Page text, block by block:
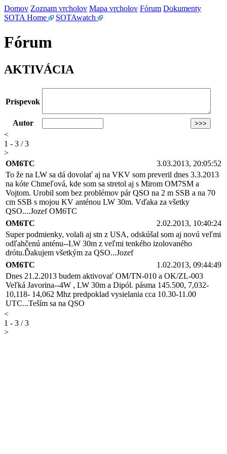
Domov Zoznam vrcholov Mapa vrcholov Fórum Dokumenty
SOTA Home
SOTAwatch
Fórum
AKTIVÁCIA
Príspevok
Autor
<
1 - 3 / 3
>
OM6TC
3.03.2013, 20:05:52
To že na LW sa dá dovolať aj na VKV som preveril dnes 3.3.2013
na kóte Chmeľová, kde som sa stretol aj s Mirom OM7SM a
Vojtom. Urobil som bez problémov pár QSO na 2 m SSB a na 70
cm SSB s mojou KV anténou LW 30m. Vďaka za všetky
QSO....Jozef OM6TC
OM6TC
2.02.2013, 10:40:24
Super podmienky, volali aj stn z USA, odskúšal som aj novú veľmi
odľahčenú anténu--LW 30m z veľmi tenkého izolovaného
drótu.Ďakujem všetkým za QSO...Jozef
OM6TC
1.02.2013, 09:44:49
Dnes 21.2.2013 budem aktivovať OM/TN-010 a OK/ZL-003
Veľká Javorina--4W , LW 30m a Dipól. pásma 145.500, 7,032-
10,118- 14,062 Mhz predpoklad vysielania cca 10.30-11.00
UTC...Teším sa na QSO
<
1 - 3 / 3
>